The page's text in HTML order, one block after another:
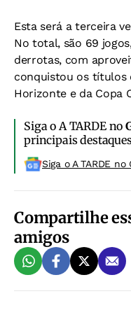
Esta será a terceira
No total, são 69
derrotas, com
conquistou os títulos
Horizonte e da Copa
Siga o A TARDE no
principais
Siga o A TARDE
Compartilhe
amigos